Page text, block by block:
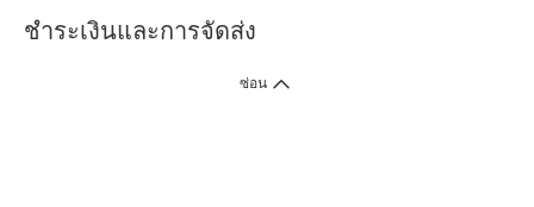
ชำระเงินและการจัดส่ง
ซ่อน